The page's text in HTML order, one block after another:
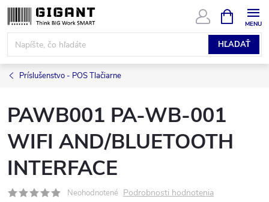
Prejsť
na
obsah
HĽADAŤ
KOŠÍK
Príslušenstvo - POS Tlačiarne
PAWB001 PA-WB-001
WIFI AND/BLUETOOTH
INTERFACE
Neohodnotené Podrobnosti hodnotenia